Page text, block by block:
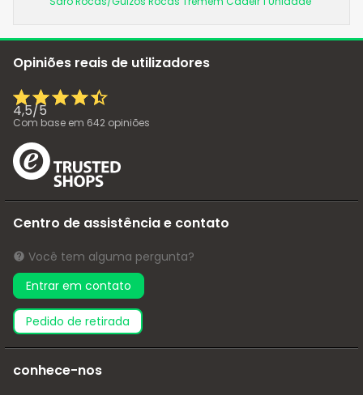
Opiniões reais de utilizadores
4,5/5
Com base em 642 opiniões
Centro de assistência e contato
Você tem alguma pergunta?
Entrar em contato
pedido de retirada
conhece-nos